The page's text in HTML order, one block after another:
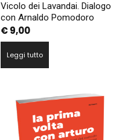
Vicolo dei Lavandai. Dialogo
con Arnaldo Pomodoro
€9,00
Leggi tutto